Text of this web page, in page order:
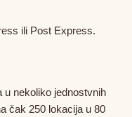
ili Post Express.
u nekoliko jednostvnih
čak 250 lokacija u 80